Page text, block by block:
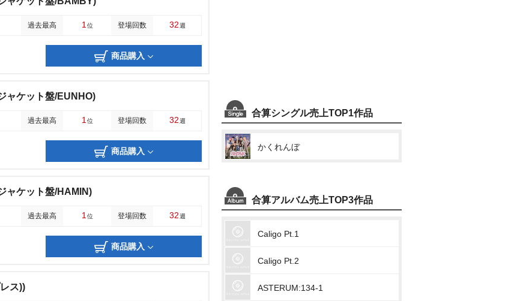
過去最高 1 位 登場回数 32週
商品購入
ャケット盤/EUNHO)
過去最高 1 位 登場回数 32週
商品購入
ャケット盤/HAMIN)
過去最高 1 位 登場回数 32週
商品購入
ス))
合算シングル売上TOP1作品
かくれんぼ
合算アルバム売上TOP3作品
Caligo Pt.1
Caligo Pt.2
ASTERUM:134-1